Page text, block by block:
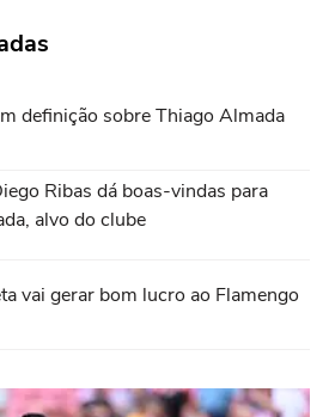
definição sobre Thiago Almada
Ribas dá boas-vindas para
alvo do clube
vai gerar bom lucro ao Flamengo